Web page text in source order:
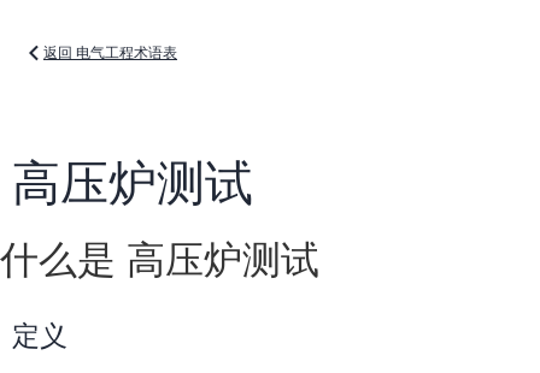
返回 电气工程术语表
高压炉测试
什么是 高压炉测试
定义